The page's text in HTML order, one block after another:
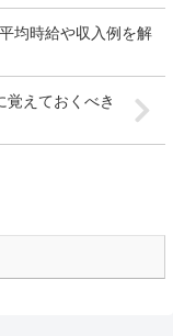
均時給や収入例を解
覚えておくべき